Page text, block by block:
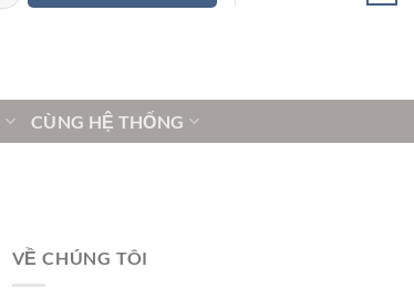
CÙNG HỆ THỐNG
VỀ CHÚNG TÔI